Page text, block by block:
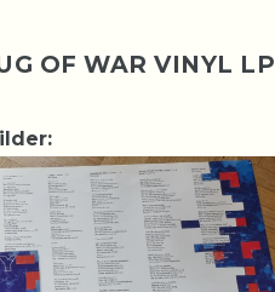
OF WAR VINYL LP